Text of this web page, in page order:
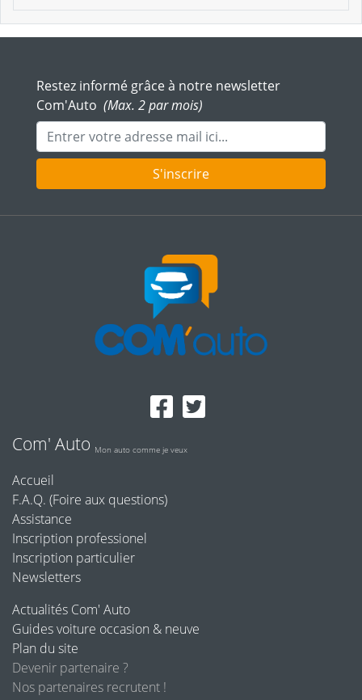
Restez informé grâce à notre newsletter
Com'Auto (Max. 2 par mois)
Adresse mail
S'inscrire
Com' Auto Mon auto comme je veux
Accueil
F.A.Q. (Foire aux questions)
Assistance
Inscription professionel
Inscription particulier
Newsletters
Actualités Com' Auto
Guides voiture occasion & neuve
Plan du site
Devenir partenaire ?
Nos partenaires recrutent !